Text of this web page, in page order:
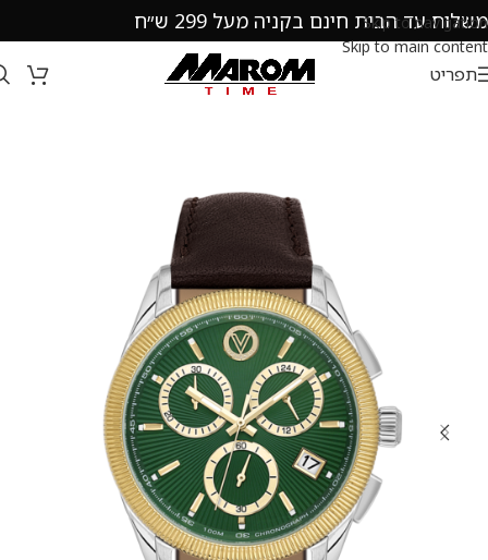
Skip to navigation
Skip to main content
משלוח עד הבית חינם בקניה מעל 299 ש״ח
תפריט